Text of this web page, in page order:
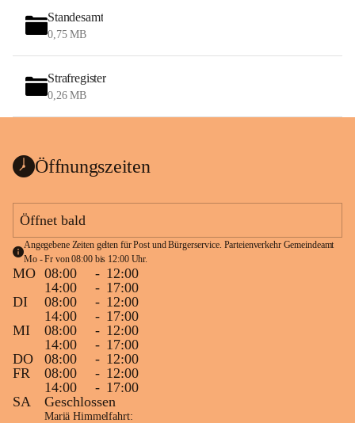
Standesamt
0,75 MB
Strafregister
0,26 MB
Öffnungszeiten
Öffnet bald
Angegebene Zeiten gelten für Post und Bürgerservice. Parteienverkehr Gemeindeamt
Mo - Fr von 08:00 bis 12:00 Uhr.
MO 08:00 - 12:00
14:00
- 17:00
DI
08:00 - 12:00
14:00
- 17:00
MI
08:00 - 12:00
14:00
- 17:00
DO
08:00 - 12:00
FR
08:00 - 12:00
14:00
- 17:00
SA
Geschlossen
Mariä Himmelfahrt: